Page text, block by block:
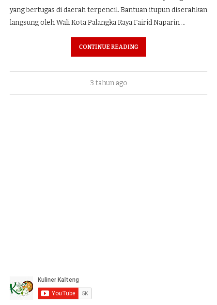
yang bertugas di daerah terpencil. Bantuan itupun diserahkan
langsung oleh Wali Kota Palangka Raya Fairid Naparin …
CONTINUE READING
3 tahun ago